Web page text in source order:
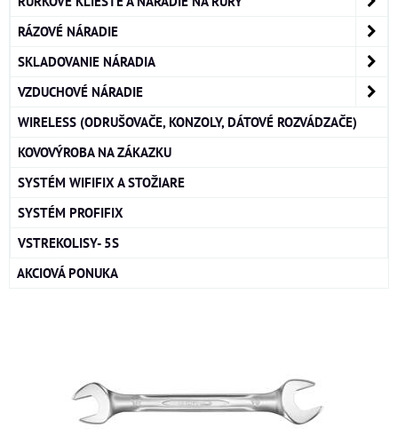
RÁZOVÉ NÁRADIE
SKLADOVANIE NÁRADIA
VZDUCHOVÉ NÁRADIE
WIRELESS (ODRUŠOVAČE, KONZOLY, DÁTOVÉ ROZVÁDZAČE)
KOVOVÝROBA NA ZÁKAZKU
SYSTÉM WIFIFIX A STOŽIARE
SYSTÉM PROFIFIX
VSTREKOLISY- 5S
AKCIOVÁ PONUKA